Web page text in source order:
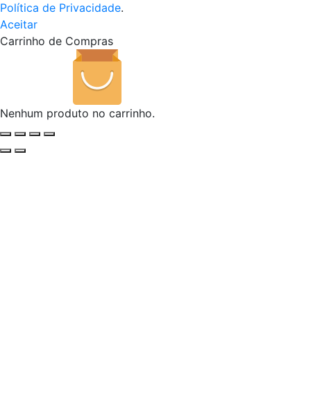
Política de Privacidade.
Aceitar
Carrinho de Compras
Nenhum produto no carrinho.